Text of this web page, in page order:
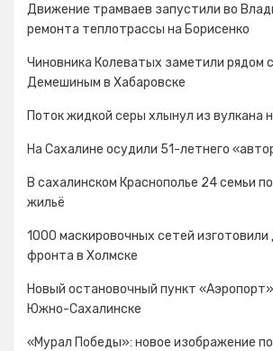
Движение трамваев запустили во
ремонта теплотрассы на Борисенко
Чиновника Колеватых заметили рядом
Демешиным в Хабаровске
Поток жидкой серы хлынул из вулкана
На Сахалине осудили 51-летнего
В сахалинском Краснополье 24 семьи
жильё
1000 маскировочных сетей изготовили
фронта в Холмске
Новый остановочный пункт
Южно-Сахалинске
«Мурал Победы»: новое изображение